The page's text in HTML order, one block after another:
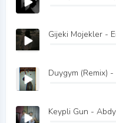
Gijeki Mojekler -
Duygym (Remix)
Keypli Gun -